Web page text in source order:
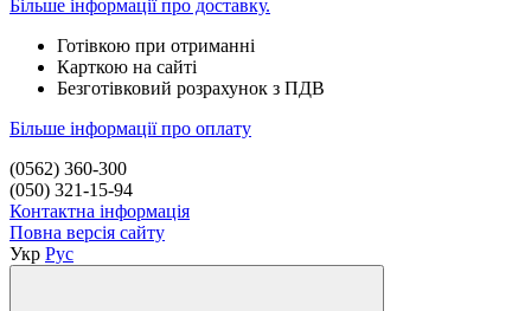
Більше інформації про доставку.
Готівкою при отриманні
Карткою на сайті
Безготівковий розрахунок з ПДВ
Більше інформації про оплату
(0562) 360-300
(050) 321-15-94
Контактна інформація
Повна версія сайту
Укр Рус